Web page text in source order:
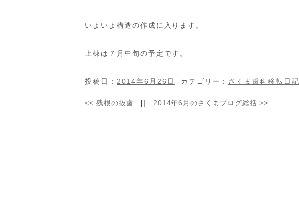
いよいよ構造の作成に入ります。
上棟は７月中旬の予定です。
投稿日： 2014年6月26日 カテゴリー： さくま歯科移転日記
<< 残根の抜歯 || 2014年6月のさくまブログ総括 >>